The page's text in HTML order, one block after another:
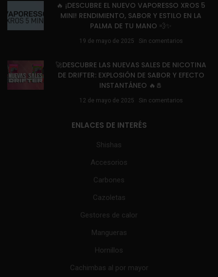
🔥 ¡DESCUBRE EL NUEVO VAPORESSO XROS 5
MINI! RENDIMIENTO, SABOR Y ESTILO EN LA
PALMA DE TU MANO 💨✨
19 de mayo de 2025 Sin comentarios
🚀DESCUBRE LAS NUEVAS SALES DE NICOTINA
DE DRIFTER: EXPLOSIÓN DE SABOR Y EFECTO
INSTANTÁNEO 🔥🧂
12 de mayo de 2025 Sin comentarios
ENLACES DE INTERÉS
Shishas
Accesorios
Carbones
Cazoletas
Gestores de calor
Mangueras
Hornillos
Cachimbas al por mayor